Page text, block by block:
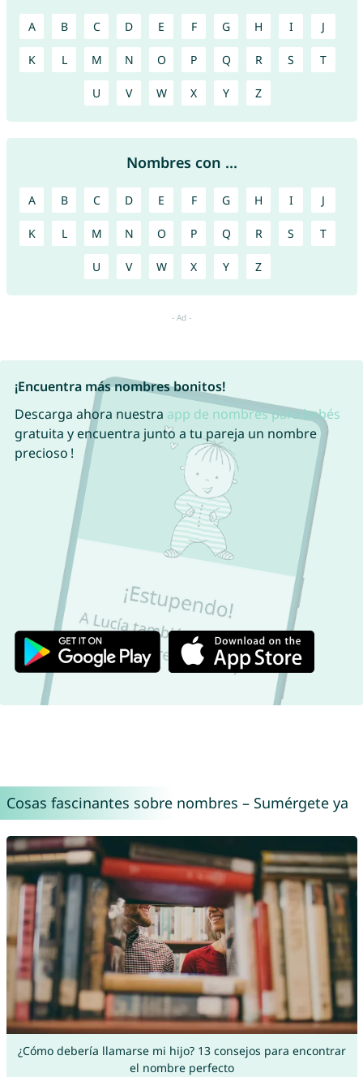
A B C D E F G H I J
K L M N O P Q R S T
U V W X Y Z
Nombres con ...
A B C D E F G H I J
K L M N O P Q R S T
U V W X Y Z
¡Encuentra más nombres bonitos!
Descarga ahora nuestra app de nombres para bebés
gratuita y encuentra junto a tu pareja un nombre
precioso !
Cosas fascinantes sobre nombres – Sumérgete ya
¿Cómo debería llamarse mi hijo? 13 consejos para encontrar
el nombre perfecto